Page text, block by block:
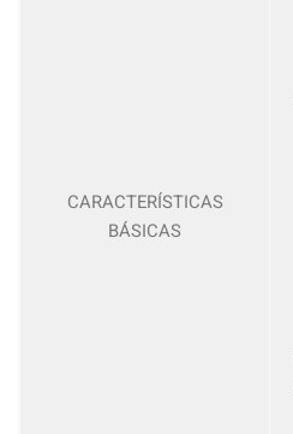
CARACTERÍSTICAS
BÁSICAS